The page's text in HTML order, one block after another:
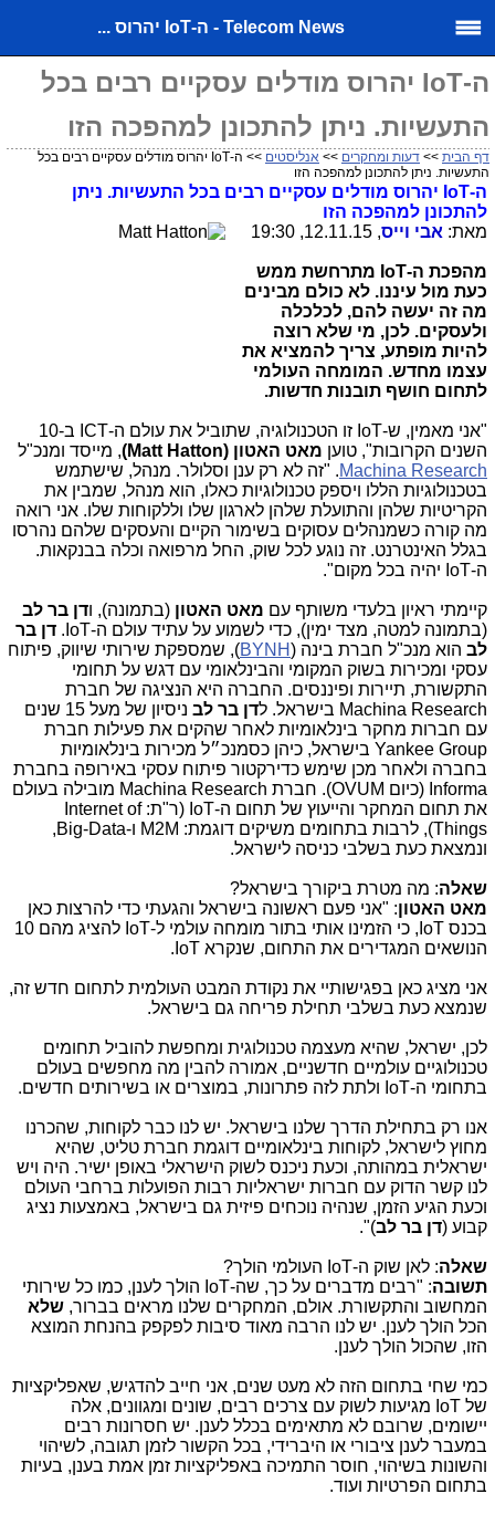
Telecom News - ה-IoT יהרוס ...
ה-IoT יהרוס מודלים עסקיים רבים בכל
התעשיות. ניתן להתכונן למהפכה הזו
דף הבית >> דעות ומחקרים >> אנליסטים
>> ה-IoT יהרוס מודלים עסקיים רבים בכל
התעשיות. ניתן להתכונן למהפכה הזו
ה-IoT יהרוס מודלים עסקיים רבים בכל התעשיות. ניתן
להתכונן למהפכה הזו
מאת: אבי וייס, 12.11.15, 19:30
מהפכת ה-IoT מתרחשת ממש
כעת מול עיננו. לא כולם מבינים
מה זה יעשה להם, לכלכלה
ולעסקים. לכן, מי שלא רוצה
להיות מופתע, צריך להמציא את
עצמו מחדש. המומחה העולמי
לתחום חושף תובנות חדשות.
"אני מאמין, ש-IoT זו הטכנולוגיה, שתוביל את עולם ה-ICT
ב-10
השנים הקרובות", טוען מאט האטון (Matt Hatton
), מייסד ומנכ"ל
Machina Research. "זה לא רק ענן וסלולר. מנהל, שישתמש
בטכנולוגיות הללו ויספק טכנולוגיות כאלו, הוא מנהל, שמבין את
הקריטיות שלהן והתועלת שלהן לארגון שלו וללקוחות שלו. אני רואה
מה קורה כשמנהלים עסוקים בשימור הקיים והעסקים שלהם נהרסו
בגלל האינטרנט. זה נוגע לכל שוק, החל מרפואה וכלה בבנקאות.
ה-IoT יהיה בכל מקום".
קיימתי ראיון בלעדי משותף עם מאט האטון (בתמונה), ודן בר לב
(בתמונה למטה, מצד ימין), כדי לשמוע על עתיד עולם ה-IoT
. דן בר
לב הוא מנכ"ל חברת בינה (BYNH), שמספקת שירותי שיווק, פיתוח
עסקי ומכירות בשוק המקומי והבינלאומי עם דגש על תחומי
התקשורת, תיירות ופיננסים. החברה היא הנציגה של חברת
Machina Research בישראל. לדן בר לב
ניסיון של מעל 15 שנים
עם חברות מחקר בינלאומיות לאחר שהקים את פעילות חברת
Yankee Group בישראל, כיהן כסמנכ״ל מכירות בינלאומיות
בחברה ולאחר מכן שימש כדירקטור פיתוח עסקי באירופה בחברת
Informa (כיום OVUM). חברת Machina Research מובילה בעולם
את תחום המחקר והייעוץ של תחום ה-IoT (ר"ת:Internet of
Things), לרבות בתחומים משיקים דוגמת: M2M ו-Big-Data
,
ונמצאת כעת בשלבי כניסה לישראל.
שאלה: מה מטרת ביקורך בישראל?
מאט האטון: "אני פעם ראשונה בישראל והגעתי כדי להרצות כאן
בכנס IoT , כי הזמינו אותי בתור מומחה עולמי ל-IoT
להציג מהם 10
הנושאים המגדירים את התחום, שנקרא IoT
.
אני מציג כאן בפגישותיי את נקודת המבט העולמית לתחום חדש זה,
שנמצא כעת בשלבי תחילת פריחה גם בישראל.
לכן, ישראל, שהיא מעצמה טכנולוגית ומחפשת להוביל תחומים
טכנולוגיים עולמיים חדשניים, אמורה להבין מה מחפשים בעולם
בתחומי ה-IoT ולתת לזה פתרונות, במוצרים או בשירותים חדשים.
אנו רק בתחילת הדרך שלנו בישראל. יש לנו כבר לקוחות, שהכרנו
מחוץ לישראל, לקוחות בינלאומיים דוגמת חברת טליט, שהיא
ישראלית במהותה, וכעת ניכנס לשוק הישראלי באופן ישיר. היה ויש
לנו קשר הדוק עם חברות ישראליות רבות הפועלות ברחבי העולם
וכעת הגיע הזמן, שנהיה נוכחים פיזית גם בישראל, באמצעות נציג
קבוע (דן בר לב)".
שאלה: לאן שוק ה-IoT העולמי הולך?
תשובה: "רבים מדברים על כך, שה-IoT הולך לענן, כמו כל שירותי
המחשוב והתקשורת. אולם, המחקרים שלנו מראים בברור, שלא
הכל הולך לענן. יש לנו הרבה מאוד סיבות לפקפק בהנחת המוצא
הזו, שהכול הולך לענן.
כמי שחי בתחום הזה לא מעט שנים, אני חייב להדגיש, שאפליקציות
של IoT מגיעות לשוק עם צרכים רבים, שונים ומגוונים, אלה
יישומים, שרובם לא מתאימים בכלל לענן. יש חסרונות רבים
במעבר לענן ציבורי או היברידי, בכל הקשור לזמן תגובה, לשיהוי
והשונות בשיהוי, חוסר התמיכה באפליקציות זמן אמת בענן, בעיות
בתחום הפרטיות ועוד.